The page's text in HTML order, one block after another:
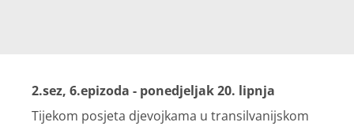
2.sez, 6.epizoda - ponedjeljak 20. lipnja
Tijekom posjeta djevojkama u transilvanijskom